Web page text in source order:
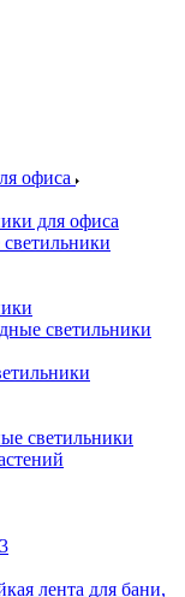
офиса
для офиса
светильники
светильники
лента для бани,